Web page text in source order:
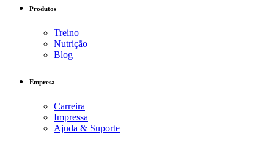
Produtos
Treino
Nutrição
Blog
Empresa
Carreira
Impressa
Ajuda & Suporte